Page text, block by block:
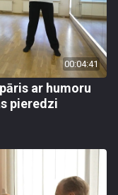
00:04:41
ar humoru
pieredzi